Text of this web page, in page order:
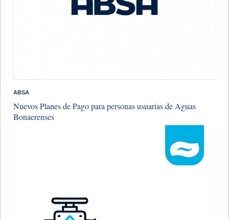
ABSA
Nuevos Planes de Pago para personas usuarias de Aguas
Bonaerenses